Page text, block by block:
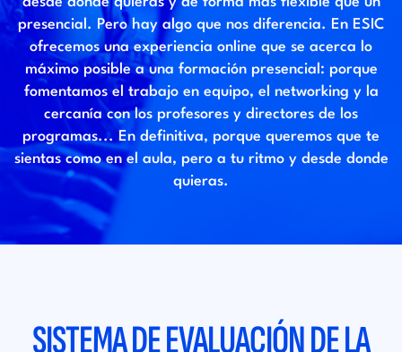
presencial. Pero hay algo que nos diferencia. En ESIC
ofrecemos una experiencia online que se acerca lo
máximo posible a una formación presencial: porque
fomentamos el trabajo en equipo, el networking y la
cercanía con los profesores y directores de los
programas... En definitiva, porque queremos que te
sientas como en el aula, pero a tu ritmo y desde donde
quieras.
SISTEMA DE EVALUACIÓN DE LA